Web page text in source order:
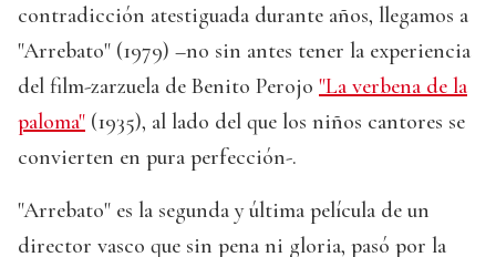
contradicción atestiguada durante años, llegamos a
"Arrebato" (1979) –no sin antes tener la experiencia
del film-zarzuela de Benito Perojo "La verbena de la
paloma" (1935), al lado del que los niños cantores se
convierten en pura perfección-.
"Arrebato" es la segunda y última película de un
director vasco que sin pena ni gloria, pasó por la